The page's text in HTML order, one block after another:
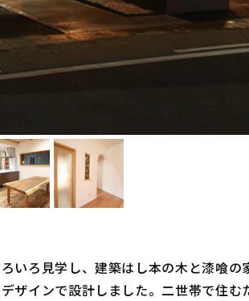
いろ見学し、建築はし本の木と漆喰
ザインで設計しました。二世帯で住